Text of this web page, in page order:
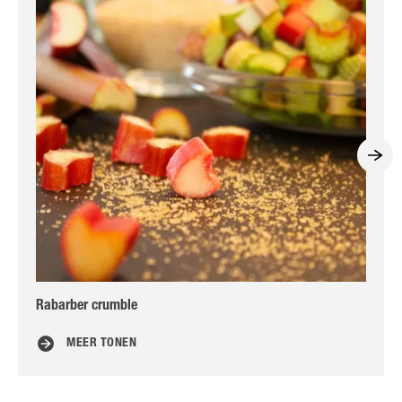
Rabarber crumble
MEER TONEN